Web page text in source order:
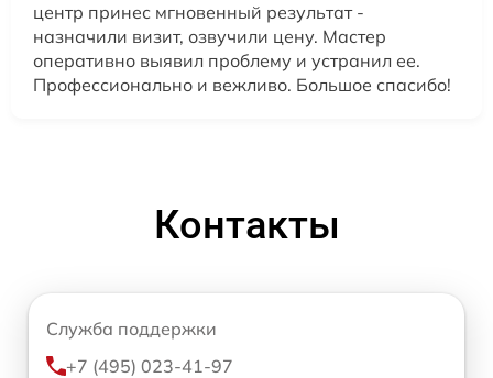
центр принес мгновенный результат -
назначили визит, озвучили цену. Мастер
оперативно выявил проблему и устранил ее.
Профессионально и вежливо. Большое спасибо!
Контакты
Служба поддержки
+7 (495) 023-41-97